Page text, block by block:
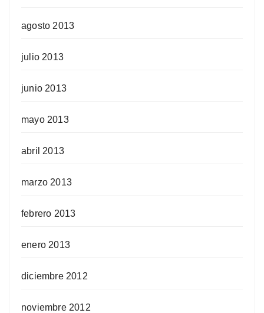
agosto 2013
julio 2013
junio 2013
mayo 2013
abril 2013
marzo 2013
febrero 2013
enero 2013
diciembre 2012
noviembre 2012